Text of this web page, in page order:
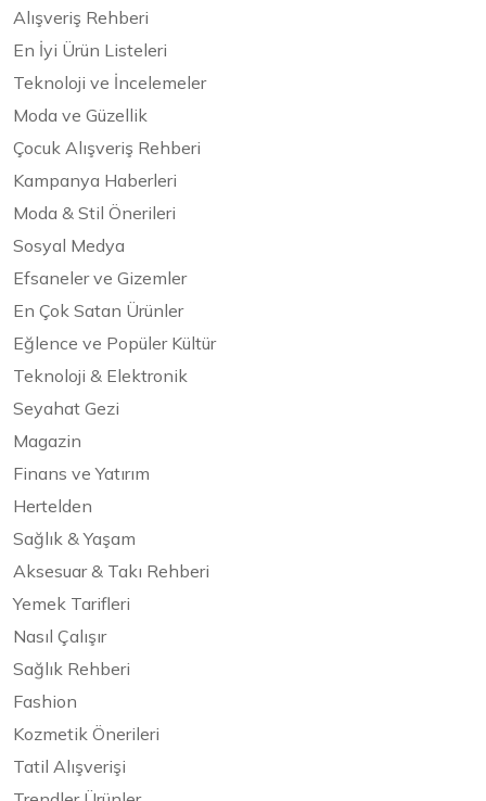
Alışveriş Rehberi
En İyi Ürün Listeleri
Teknoloji ve İncelemeler
Moda ve Güzellik
Çocuk Alışveriş Rehberi
Kampanya Haberleri
Moda & Stil Önerileri
Sosyal Medya
Efsaneler ve Gizemler
En Çok Satan Ürünler
Eğlence ve Popüler Kültür
Teknoloji & Elektronik
Seyahat Gezi
Magazin
Finans ve Yatırım
Hertelden
Sağlık & Yaşam
Aksesuar & Takı Rehberi
Yemek Tarifleri
Nasıl Çalışır
Sağlık Rehberi
Fashion
Kozmetik Önerileri
Tatil Alışverişi